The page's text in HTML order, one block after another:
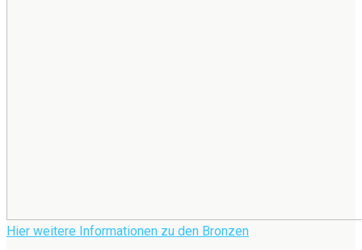
Hier weitere Informationen zu den Bronzen